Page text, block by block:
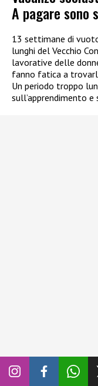
A pagare
13 settimane di
lunghi del Vecchio
lavorative delle
fanno fatica a
Un periodo troppo
sull’apprendimento